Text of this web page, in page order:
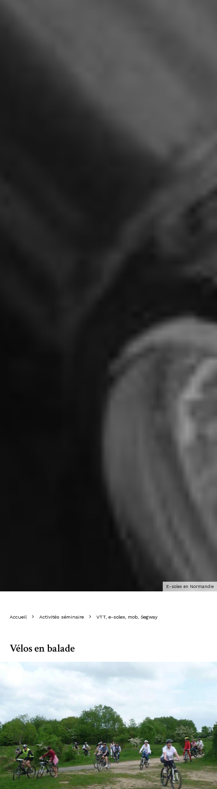
E-solex en Normandie
Accueil Activités séminaire VTT, e-solex, mob, Segway
Vélos en balade